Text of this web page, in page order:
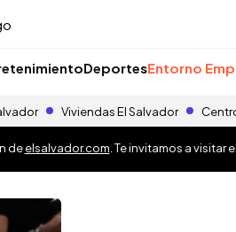
DeportesEntorno
Viviendas El Salvador
deelsalvador.com . Te invitamos a